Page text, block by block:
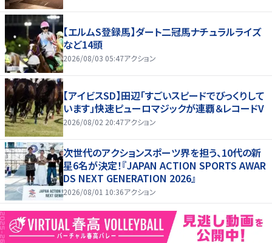
【エルムS登録馬】ダート二冠馬ナチュラルライズ
など14頭
2026/08/03 05:47アクション
【アイビスSD】田辺「すごいスピードでびっくりして
います」快速ピューロマジックが連覇＆レコードV
2026/08/02 20:47アクション
次世代のアクションスポーツ界を担う、10代の新
星6名が決定！『JAPAN ACTION SPORTS AWAR
DS NEXT GENERATION 2026』
2026/08/01 10:36アクション